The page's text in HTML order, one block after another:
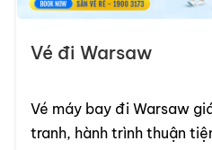
Các
Lan mới nhất hiện
từ327 USD/lượtdành cho
Nội, Đà Nẵng đến
Vé đi Warsaw
Vé máy bay đi Warsaw
tranh, hành trình thuận tiện